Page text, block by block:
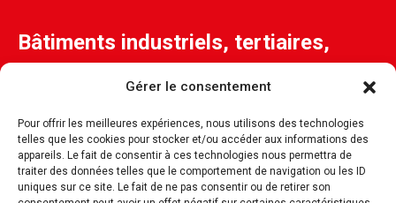
Gérer le consentement
Pour offrir les meilleures expériences, nous utilisons des technologies
telles que les cookies pour stocker et/ou accéder aux informations des
appareils. Le fait de consentir à ces technologies nous permettra de
traiter des données telles que le comportement de navigation ou les ID
uniques sur ce site. Le fait de ne pas consentir ou de retirer son
Bâtiments industriels, tertiaires,